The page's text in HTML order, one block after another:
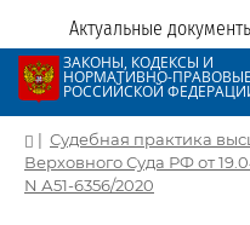
Актуальные
ЗАКОНЫ, КОДЕКСЫ И
НОРМАТИВНО-
РОССИЙСКОЙ
| Судебная практика
Верховного Суда РФ от
N А51-6356/2020